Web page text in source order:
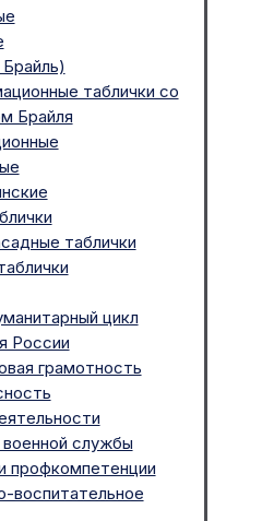
таблички со
Брайля
таблички
цикл
России
грамотность
службы
профкомпетенции
воспитательное